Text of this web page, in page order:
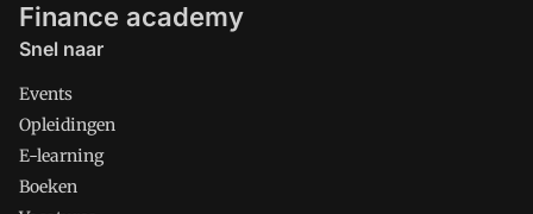
Finance academy
Snel naar
Events
Opleidingen
E-learning
Boeken